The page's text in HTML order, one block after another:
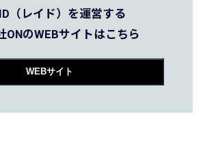
（レイド）を運営する
ONのWEBサイトはこちら
WEBサイト